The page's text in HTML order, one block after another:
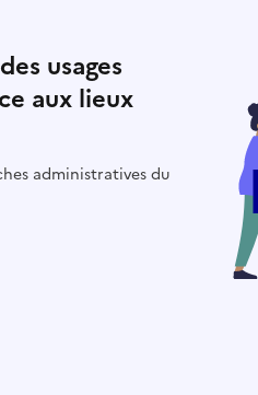
usages
aux lieux
administratives du